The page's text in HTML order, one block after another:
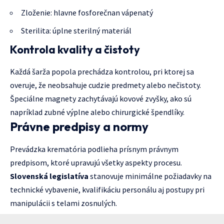
Zloženie: hlavne fosforečnan vápenatý
Sterilita: úplne sterilný materiál
Kontrola kvality a čistoty
Každá šarža popola prechádza kontrolou, pri ktorej sa
overuje, že neobsahuje cudzie predmety alebo nečistoty.
Špeciálne magnety zachytávajú kovové zvyšky, ako sú
napríklad zubné výplne alebo chirurgické špendlíky.
Právne predpisy a normy
Prevádzka krematória podlieha prísnym právnym
predpisom, ktoré upravujú všetky aspekty procesu.
Slovenská legislatíva stanovuje minimálne požiadavky na
technické vybavenie, kvalifikáciu personálu aj postupy pri
manipulácii s telami zosnulých.